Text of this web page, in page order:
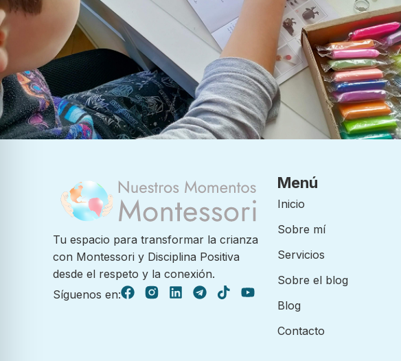
Tu espacio para transformar la crianza
con Montessori y Disciplina Positiva
desde el respeto y la conexión.
Síguenos en:
Menú
Inicio
Sobre mí
Servicios
Sobre el blog
Blog
Contacto